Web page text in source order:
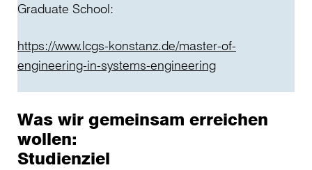
Graduate School:
https://www.lcgs-konstanz.de/master-of-
engineering-in-systems-engineering
Was wir gemeinsam erreichen
wollen:
Studienziel